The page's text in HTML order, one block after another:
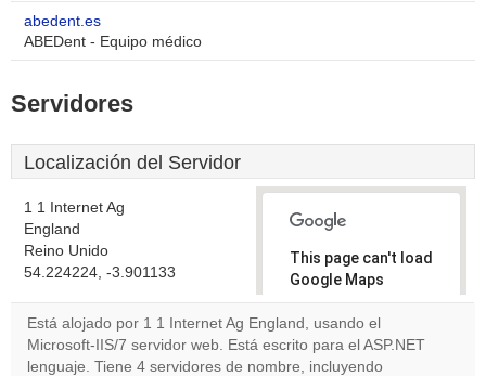
abedent.es
ABEDent - Equipo médico
Servidores
Localización del Servidor
1 1 Internet Ag
England
Reino Unido
54.224224, -3.901133
This page can't load
Google Maps
correctly.
Do you
own this
Está alojado por 1 1 Internet Ag England, usando el
Microsoft-IIS/7 servidor web. Está escrito para el ASP.NET
lenguaje. Tiene 4 servidores de nombre, incluyendo